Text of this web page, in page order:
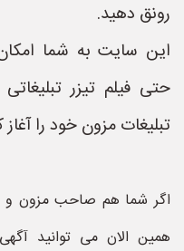
رونق دهید.
این سایت به شما
حتی فیلم تیزر
تبلیغات مزون خود را آغاز
اگر شما هم صاحب مزون و
همین الان می توانید